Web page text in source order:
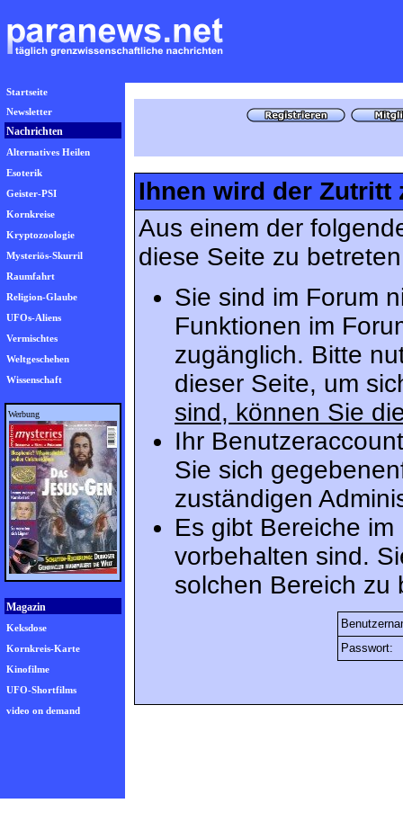
Startseite
Newsletter
Nachrichten
Alternatives Heilen
Esoterik
Geister-PSI
Kornkreise
Kryptozoologie
Mysteriös-Skurril
Raumfahrt
Religion-Glaube
UFOs-Aliens
Vermischtes
Weltgeschehen
Wissenschaft
Werbung
Magazin
Keksdose
Kornkreis-Karte
Kinofilme
UFO-Shortfilms
video on demand
Ihnen wird der Zutritt
Aus einem der
diese Seite zu
Sie sind im Forum
Funktionen im
zugänglich. Bitte
dieser Seite, um
sind, können Sie
Ihr
Sie sich
zuständigen
Es gibt Bereiche
vorbehalten sind.
solchen Bereich zu
Passwort: